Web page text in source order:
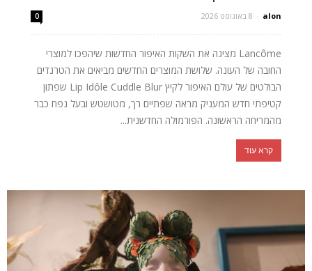
alon
- 8 באוגוסט 2026 0
Lancôme מציגה את השקות האיפור החדשות שיהפכו למוצרי
החובה של העונה. שלושת המוצרים החדשים מביאים את הטרנדים
הבולטים של עולם האיפור לקיץ Lip Idôle Cuddle Blur שפתון
קטיפתי חדש המעניק מראה שפתיים רך, מטושטש ובעל נפח כבר
מהמריחה הראשונה. הפורמולה החדשנית...
קרא עוד